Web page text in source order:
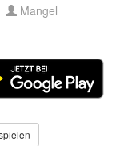
Mangel